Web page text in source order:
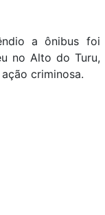
a ônibus foi
no Alto do Turu,
criminosa.